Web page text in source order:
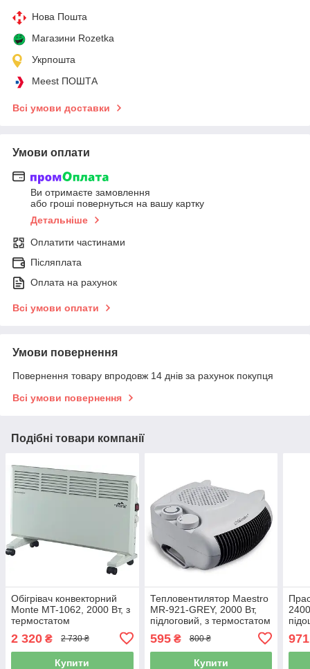
Нова Пошта
Магазини Rozetka
Укрпошта
Meest ПОШТА
Всі умови доставки
Умови оплати
Ви отримаєте замовлення
або гроші повернуться на вашу картку
Детальніше
Оплатити частинами
Післяплата
Оплата на рахунок
Всі умови оплати
Умови повернення
Повернення товару впродовж 14 днів за рахунок покупця
Всі умови повернення
Подібні товари компанії
Обігрівач конвекторний
Monte MT-1062, 2000 Вт, з
термостатом
2 320 ₴ 2 730 ₴
Купити
Тепловентилятор Maestro
MR-921-GREY, 2000 Вт,
підлоговий, з термостатом
595₴ 800 ₴
Купити
971